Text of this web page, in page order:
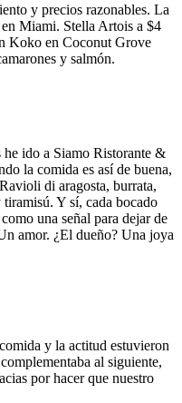
y precios razonables. La
Miami. Stella Artois a $4
Koko en Coconut Grove
y salmón.
he ido a Siamo Ristorante &
la comida es así de buena,
di aragosta, burrata,
Y sí, cada bocado
una señal para dejar de
amor. ¿El dueño? Una joya
y la actitud estuvieron
al siguiente,
por hacer que nuestro